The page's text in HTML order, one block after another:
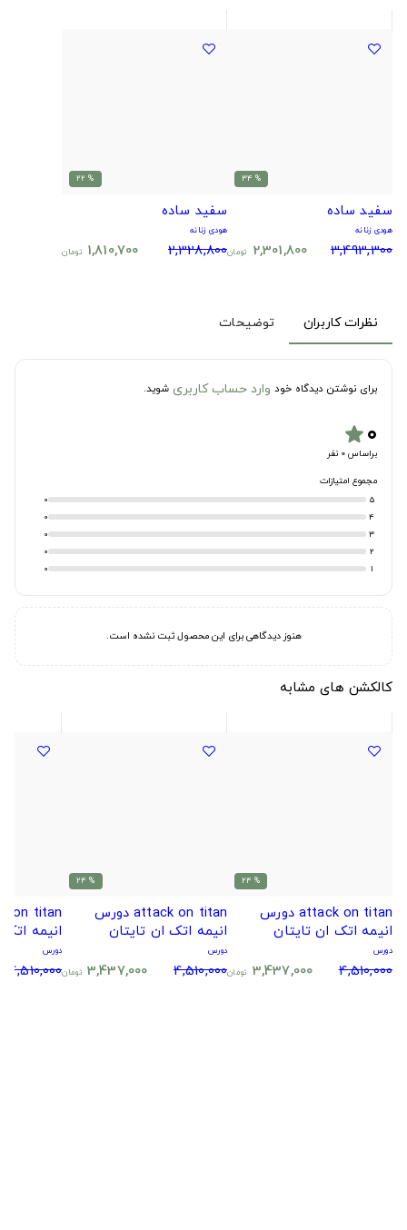
% 34
سفید ساده
هودی زنانه
3,493,300
2,301,800 تومان
% 22
سفید ساده
هودی زنانه
2,328,800
1,810,700 تومان
نظرات کاربران توضیحات
برای نوشتن دیدگاه خود وارد حساب کاربری شوید.
۰star
براساس 0 نفر
مجموع امتیازات
5
0
4
0
3
0
2
0
1
0
هنوز دیدگاهی برای این محصول ثبت نشده است.
کالکشن های مشابه
% 24
attack on titan دورس
انیمه اتک ان تایتان
دورس
4,510,000
3,437,000 تومان
% 24
attack on titan دورس
انیمه اتک ان تایتان
دورس
4,510,000
3,437,000 تومان
انیمه
دورس
4,510,000